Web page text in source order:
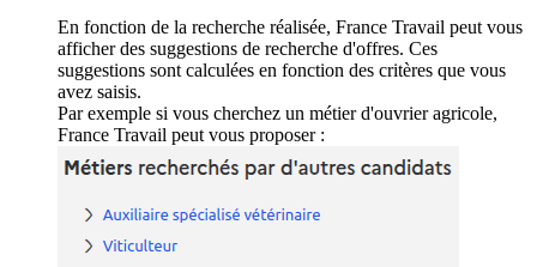
En fonction de la recherche réalisée, France Travail peut vous
afficher des suggestions de recherche d'offres. Ces
suggestions sont calculées en fonction des critères que vous
avez saisis.
Par exemple si vous cherchez un métier d'ouvrier agricole,
France Travail peut vous proposer :